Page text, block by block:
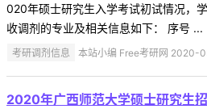
020年硕士研究生入学考试初试情况，
收调剂的专业及相关信息如下： 序号 ...
考研调剂信息 本站小编 Free考研网 2020-
2020年广西师范大学硕士研究生